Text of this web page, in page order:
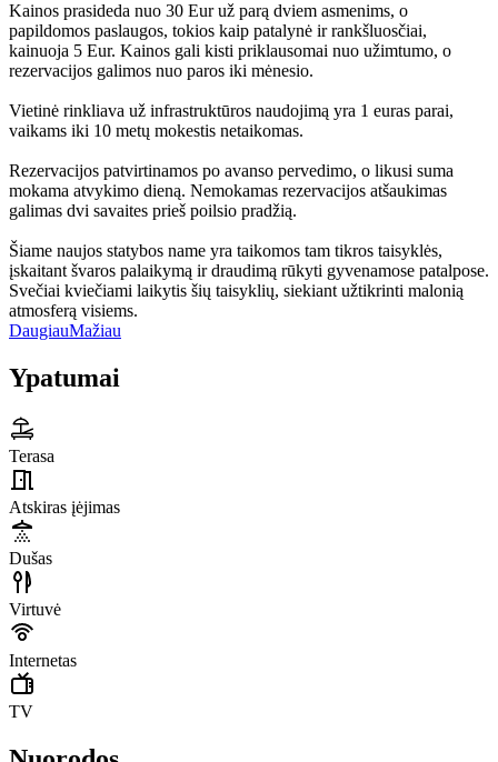
Kainos prasideda nuo 30 Eur už parą dviem asmenims, o
papildomos paslaugos, tokios kaip patalynė ir rankšluosčiai,
kainuoja 5 Eur. Kainos gali kisti priklausomai nuo užimtumo, o
rezervacijos galimos nuo paros iki mėnesio.
Vietinė rinkliava už infrastruktūros naudojimą yra 1 euras parai,
vaikams iki 10 metų mokestis netaikomas.
Rezervacijos patvirtinamos po avanso pervedimo, o likusi suma
mokama atvykimo dieną. Nemokamas rezervacijos atšaukimas
galimas dvi savaites prieš poilsio pradžią.
Šiame naujos statybos name yra taikomos tam tikros taisyklės,
įskaitant švaros palaikymą ir draudimą rūkyti gyvenamose patalpose.
Svečiai kviečiami laikytis šių taisyklių, siekiant užtikrinti malonią
atmosferą visiems.
DaugiauMažiau
Ypatumai
Terasa
Atskiras įėjimas
Dušas
Virtuvė
Internetas
TV